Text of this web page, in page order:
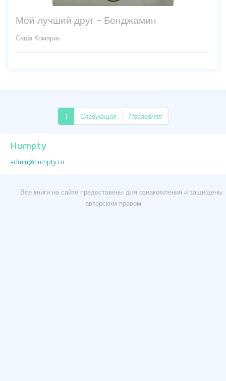
Мой лучший друг – Бенджамин
Саша Комарик
1 Следующая Последняя
Humpty
admin@humpty.ru
Все книги на сайте предоставены для ознакомления и защищены
авторским правом